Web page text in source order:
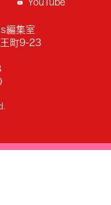
YouTube
編集室
町9-23